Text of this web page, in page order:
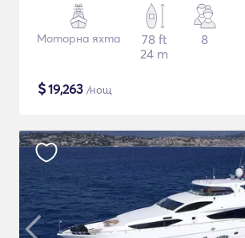
Моторна яхта
78 ft
24 m
8
$19,263 /нощ